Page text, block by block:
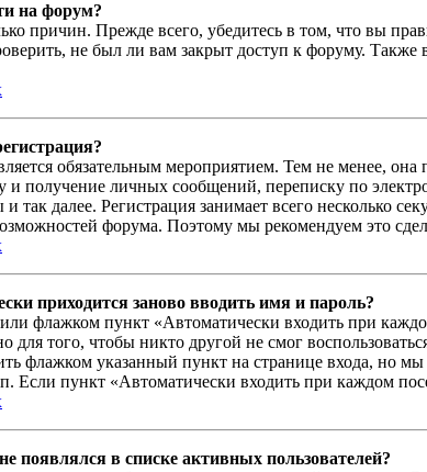
на форум?
причин. Прежде всего, убедитесь в том, что вы
не был ли вам закрыт доступ к форуму.
обязательным мероприятием. Тем не менее,
и получение личных сообщений, переписку по
так далее. Регистрация занимает всего несколько
форума. Поэтому мы рекомендуем это
приходится заново вводить имя и пароль?
флажком пункт «Автоматически входить при
для того, чтобы никто другой не смог
флажком указанный пункт на странице входа, но
Если пункт «Автоматически входить при каждом
появлялся в списке активных пользователей?